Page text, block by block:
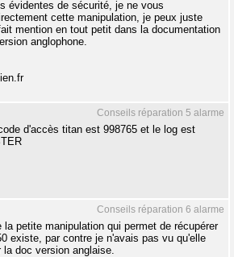
évidentes de sécurité, je ne vous
cette manipulation, je peux juste
mention en tout petit dans la documentation
anglophone.
Conseils réparation 5 alarme
d'accès titan est 998765 et le log est
Conseils réparation 6 alarme
la petite manipulation qui permet de récupérer
existe, par contre je n'avais pas vu qu'elle
la doc version anglaise.